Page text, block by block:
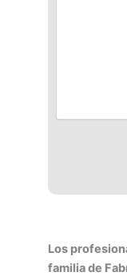
Los
familia de